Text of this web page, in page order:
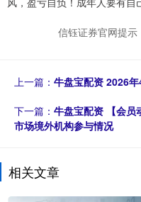
信钰证券官网提示
上一篇： 牛盘宝配资 2026
下一篇： 牛盘宝配资 【会员
市场境外机构参与情况
相关文章